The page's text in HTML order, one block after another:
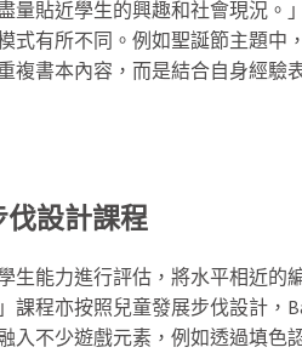
量貼近學生的興趣和社會現況。
式有所不同。例如聖誕節主題
複書本內容，而是結合自身經
設計課程
生能力進行評估，將水平相近的
課程亦按照兒童發展步伐設計
入不少遊戲元素，例如透過填